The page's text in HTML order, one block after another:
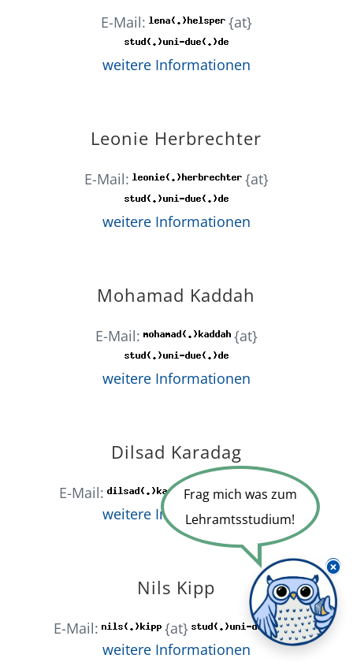
E-Mail: {at}
weitere Informationen
Leonie Herbrechter
E-Mail: {at}
weitere Informationen
Mohamad Kaddah
E-Mail: {at}
weitere Informationen
Dilsad Karadag
E-Mail:
{at}
weitere Informationen
Nils Kipp
E-Mail:
{at}
weitere Informationen
Frag mich was zum
Lehramtsstudium!